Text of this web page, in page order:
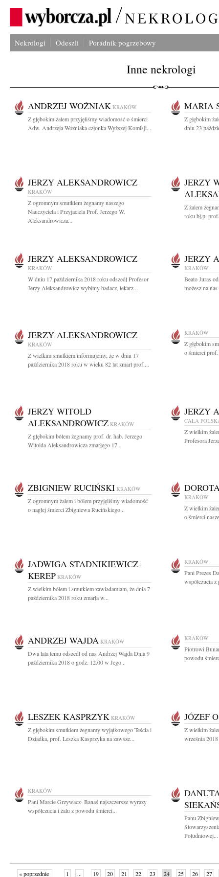
Nekrologi Odeszli Poradnik pogrzebowy
Inne nekrologi
ANDRZEJ WOŹNIAK KRAKÓW
Z głębokim żalem przyjęliśmy wiadomość o śmierci
Adw. Andrzeja Woźniaka członka Wyższej Komisji...
MARIA
Z głębokim
dniu 23
JERZY ALEKSANDROWICZ
KRAKÓW
Z ogromnym smutkiem żegnamy naszego
Nauczyciela i Przyjaciela Prof. Jerzego W.
Aleksandrowicza...
JERZY
Z żalem
roku bł.p.
JERZY ALEKSANDROWICZ
KRAKÓW
W dniu 17 października 2018 roku odszedł Profesor
Jerzy Aleksandrowicz wybitny badacz, lekarz...
JERZY
KRAKÓW
Beato Juras
możesz na
JERZY ALEKSANDROWICZ
KRAKÓW
Z wielkim smutkiem informujemy, że w dniu 17
października 2018 roku w wieku 82 lat zmarł prof....
KRAKÓW
Z głębokim
o śmierci prof.
JERZY WITOLD
ALEKSANDROWICZ KRAKÓW
Z głębokim bólem żegnamy prof. dr. hab. Jerzego
Witolda Aleksandrowicza zmarłego 17...
JERZY
CAŁA
Z wielkim
Profesora
ZBIGNIEW RUCIŃSKI KRAKÓW
Z ogromnym żalem i bólem przyjęliśmy wiadomość
o nagłej śmierci Zbigniewa Rucińskiego...
KRAKÓW
Z wielkim
o śmierci
JADWIGA STADNIKIEWICZ-
KEREP KRAKÓW
Z wielkim bólem i smutkiem zawiadamiam, że dnia 7
października 2018 roku zmarła w...
KRAKÓW
Pani Prezes
współczucia
ANDRZEJ WAJDA KRAKÓW
Dwa lata temu odszedł od nas Andrzej Wajda Dnia 9
października 2018 o godz. 12.00 w Jego...
KRAKÓW
Piotrowi
powodu
LESZEK KASPRZYK KRAKÓW
Z głębokim smutkiem żegnamy wyjątkowego Teścia i
Dziadka, prof. Leszka Kasprzyka na zawsze...
JÓZEF
Z wielkim
września
KRAKÓW
Pani Marcie Grzywacz- Banaś najszczersze wyrazy
współczucia i żalu z powodu śmierci...
Panu
Południowej...
« poprzednie 1 ... 19 20 21 22 23 24 25 26 27